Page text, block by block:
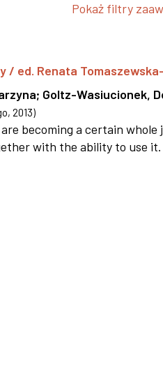
Pokaż filtry
/ ed. Renata
; Goltz-Wasiucionek,
, 2013)
becoming a certain whole
with the ability to use